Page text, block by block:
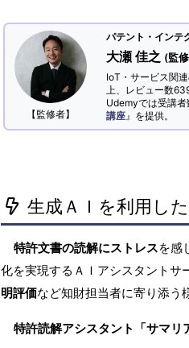
【監修者】
パテント・インテ
大瀬 佳之 (監
IoT・サービス関
上、レビュー数
Udemyでは受講
講座 』を提供。
生成ＡＩを利用し
特許文書の読解にストレスを感
化を実現するＡＩアシスタントサ
明評価など知財担当者に寄り添う
特許読解アシスタント「サマリ